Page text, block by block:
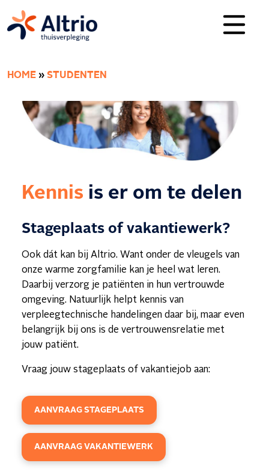
HOME » STUDENTEN
Kennis is er om te delen
Stageplaats of vakantiewerk?
Ook dát kan bij Altrio. Want onder de vleugels van
onze warme zorgfamilie kan je heel wat leren.
Daarbij verzorg je patiënten in hun vertrouwde
omgeving. Natuurlijk helpt kennis van
verpleegtechnische handelingen daar bij, maar even
belangrijk bij ons is de vertrouwensrelatie met
jouw patiënt.
Vraag jouw stageplaats of vakantiejob aan:
AANVRAAG STAGEPLAATS
AANVRAAG VAKANTIEWERK